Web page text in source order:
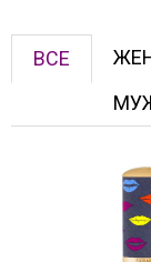
ВСЕ